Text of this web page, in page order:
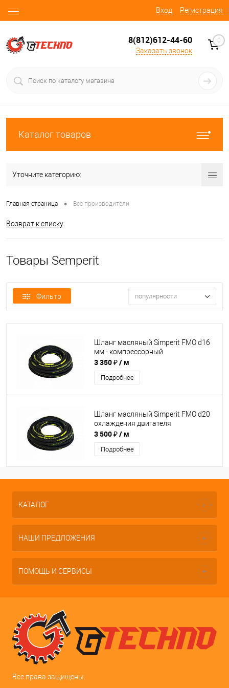
Вход Регистрация
8(812)612-44-60
Заказать звонок
0
Каталог товаров
Уточните категорию:
Главная страница • Все производители
Возврат к списку
Товары Semperit
Фильтр популярности
Шланг масляный Simperit FMO d16
мм - компрессорный
3 350 ₽/ м
Подробнее
Шланг масляный Simperit FMO d20
охлаждения двигателя
3 500 ₽/ м
Подробнее
КАТАЛОГ
НАШИ ПРЕДЛОЖЕНИЯ
ПОМОЩЬ И СЕРВИСЫ
Все права защищены.